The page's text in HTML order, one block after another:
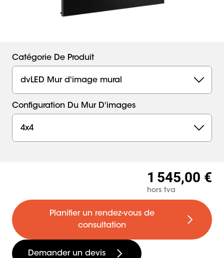
Catégorie De Produit
dvLED Mur d'image mural
Configuration Du Mur D'images
4x4
1 545,00 €
hors tva
Planifier un rendez-vous de
consultation
Demander un devis